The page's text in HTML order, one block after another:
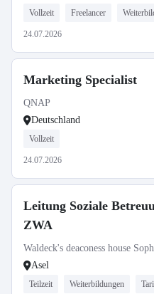
Vollzeit Freelancer
24.07.2026
Marketing Specialist
QNAP
Deutschland
Vollzeit
24.07.2026
Leitung Soziale
ZWA
Waldeck's deaconess house
Asel
Teilzeit Weiterbildungen